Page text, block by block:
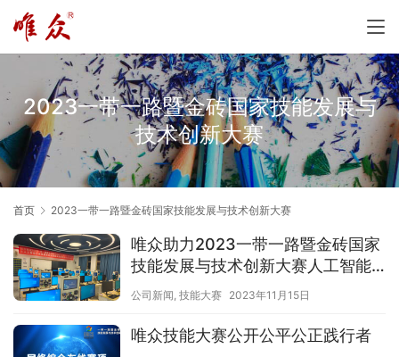
2023一带一路暨金砖国家技能发展与
技术创新大赛
首页 2023一带一路暨金砖国家技能发展与技术创新大赛
唯众助力2023一带一路暨金砖国家
技能发展与技术创新大赛人工智能
计算机视觉在智慧城市的应用赛项
公司新闻, 技能大赛 2023年11月15日
唯众技能大赛公开公平公正践行者